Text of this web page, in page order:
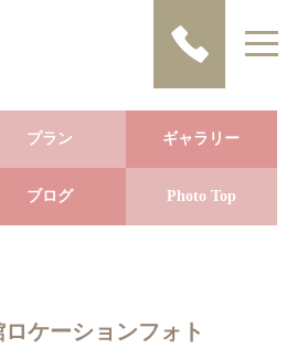
プラン ギャラリー
ブログ Photo Top
ケーションフォト